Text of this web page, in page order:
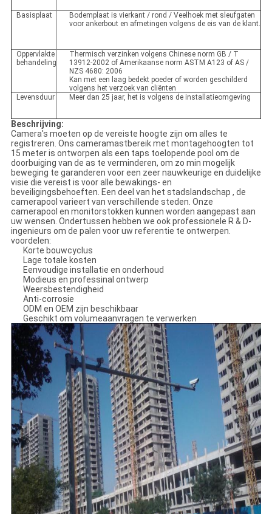
Basisplaat
Bodemplaat is vierkant / rond / Veelhoek met sleufgaten
voor ankerbout en afmetingen volgens de eis van de klant.
Oppervlakte
behandeling
Thermisch verzinken volgens Chinese norm GB / T
13912-2002 of Amerikaanse norm ASTM A123 of AS /
NZS 4680: 2006
Kan met een laag bedekt poeder of worden geschilderd
volgens het verzoek van cliënten
Levensduur
Meer dan 25 jaar, het is volgens de installatieomgeving
Beschrijving:
Camera's moeten op de vereiste hoogte zijn om alles te
registreren. Ons cameramastbereik met montagehoogten tot
15 meter is ontworpen als een taps toelopende pool om de
doorbuiging van de as te verminderen, om zo min mogelijk
beweging te garanderen voor een zeer nauwkeurige en duidelijke
visie die vereist is voor alle bewakings- en
beveiligingsbehoeften. Een deel van het stadslandschap , de
camerapool varieert van verschillende steden. Onze
camerapool en monitorstokken kunnen worden aangepast aan
uw wensen. Ondertussen hebben we ook professionele R & D-
ingenieurs om de palen voor uw referentie te ontwerpen.
voordelen:
Korte bouwcyclus
Lage totale kosten
Eenvoudige installatie en onderhoud
Modieus en professinal ontwerp
Weersbestendigheid
Anti-corrosie
ODM en OEM zijn beschikbaar
Geschikt om volumeaanvragen te verwerken